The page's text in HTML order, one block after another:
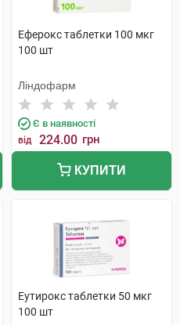
Еферокс таблетки 100 мкг
100 шт
Ліндофарм
Є в наявності
від 224.00 грн
КУПИТИ
Еутирокс таблетки 50 мкг
100 шт